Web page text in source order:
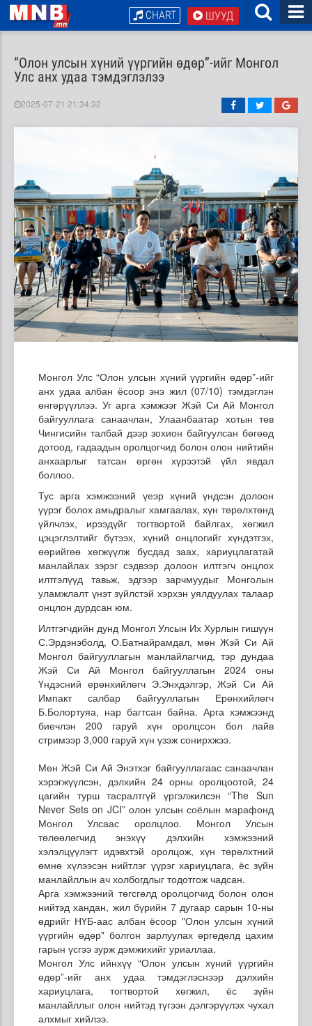
ШУУД
CHART
“Олон улсын хүний үүргийн өдөр”-ийг Монгол
Улс анх удаа тэмдэглэлээ
2025-07-21 21:34:32
Монгол Улс “Олон улсын хүний үүргийн өдөр”-ийг
анх удаа албан ёсоор энэ жил (07/10) тэмдэглэн
өнгөрүүллээ. Уг арга хэмжээг Жэй Си Ай Монгол
байгууллага санаачлан, Улаанбаатар хотын төв
Чингисийн талбай дээр зохион байгуулсан бөгөөд
дотоод, гадаадын оролцогчид болон олон нийтийн
анхаарлыг татсан өргөн хүрээтэй үйл явдал
боллоо.
Тус арга хэмжээний үеэр хүний үндсэн долоон
үүрэг болох амьдралыг хамгаалах, хүн төрөлхтөнд
үйлчлэх, ирээдүйг тогтвортой байлгах, хөгжил
цэцэглэлтийг бүтээх, хүний онцлогийг хүндэтгэх,
өөрийгөө хөгжүүлж бусдад заах, хариуцлагатай
манлайлах зэрэг сэдвээр долоон илтгэгч онцлох
илтгэлүүд тавьж, эдгээр зарчмуудыг Монголын
уламжлалт үнэт зүйлстэй хэрхэн уялдуулах талаар
онцлон дурдсан юм.
Илтгэгчдийн дунд Монгол Улсын Их Хурлын гишүүн
С.Эрдэнэболд, О.Батнайрамдал, мөн Жэй Си Ай
Монгол байгууллагын манлайлагчид, тэр дундаа
Жэй Си Ай Монгол байгууллагын 2024 оны
Үндэсний ерөнхийлөгч Э.Энхдэлгэр, Жэй Си Ай
Импакт салбар байгууллагын Ерөнхийлөгч
Б.Болортуяа, нар багтсан байна. Арга хэмжээнд
биечлэн 200 гаруй хүн оролцсон бол лайв
стримээр 3,000 гаруй хүн үзэж сонирхжээ.
Мөн Жэй Си Ай Энэтхэг байгууллагаас санаачлан
хэрэгжүүлсэн, дэлхийн 24 орны оролцоотой, 24
цагийн турш тасралтгүй үргэлжилсэн “The Sun
Never Sets on JCI” олон улсын соёлын марафонд
Монгол Улсаас оролцлоо. Монгол Улсын
төлөөлөгчид энэхүү дэлхийн хэмжээний
хэлэлцүүлэгт идэвхтэй оролцож, хүн төрөлхтний
өмнө хүлээсэн нийтлэг үүрэг хариуцлага, ёс зүйн
манлайллын ач холбогдлыг тодотгож чадсан.
Арга хэмжээний төгсгөлд оролцогчид болон олон
нийтэд хандан, жил бүрийн 7 дугаар сарын 10-ны
өдрийг НҮБ-аас албан ёсоор "Олон улсын хүний
үүргийн өдөр" болгон зарлуулах өргөдөлд цахим
гарын үсгээ зурж дэмжихийг уриаллаа.
Монгол Улс ийнхүү “Олон улсын хүний үүргийн
өдөр”-ийг анх удаа тэмдэглэснээр дэлхийн
хариуцлага, тогтвортой хөгжил, ёс зүйн
манлайллыг олон нийтэд түгээн дэлгэрүүлэх чухал
алхмыг хийлээ.